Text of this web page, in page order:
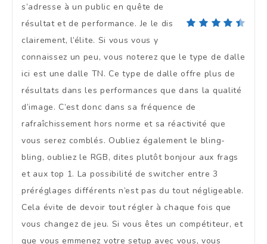
s’adresse à un public en quête de
résultat et de performance. Je le dis
clairement, l’élite. Si vous vous y
connaissez un peu, vous noterez que le type de dalle
ici est une dalle TN. Ce type de dalle offre plus de
résultats dans les performances que dans la qualité
d’image. C’est donc dans sa fréquence de
rafraîchissement hors norme et sa réactivité que
vous serez comblés. Oubliez également le bling-
bling, oubliez le RGB, dites plutôt bonjour aux frags
et aux top 1. La possibilité de switcher entre 3
préréglages différents n’est pas du tout négligeable.
Cela évite de devoir tout régler à chaque fois que
vous changez de jeu. Si vous êtes un compétiteur, et
que vous emmenez votre setup avec vous, vous